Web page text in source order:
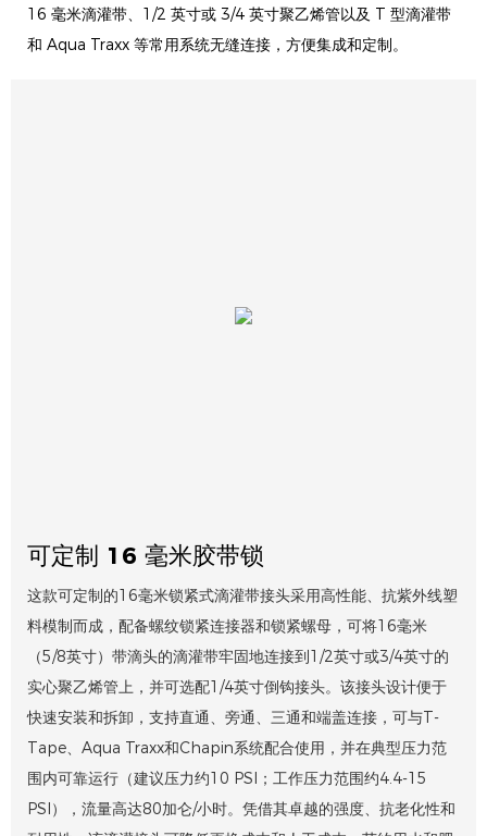
16 毫米滴灌带、1/2 英寸或 3/4 英寸聚乙烯管以及 T 型滴灌带
和 Aqua Traxx 等常用系统无缝连接，方便集成和定制。
可定制 16 毫米胶带锁
这款可定制的16毫米锁紧式滴灌带接头采用高性能、抗紫外线塑
料模制而成，配备螺纹锁紧连接器和锁紧螺母，可将16毫米
（5/8英寸）带滴头的滴灌带牢固地连接到1/2英寸或3/4英寸的
实心聚乙烯管上，并可选配1/4英寸倒钩接头。该接头设计便于
快速安装和拆卸，支持直通、旁通、三通和端盖连接，可与T-
Tape、Aqua Traxx和Chapin系统配合使用，并在典型压力范
围内可靠运行（建议压力约10 PSI；工作压力范围约4.4-15
PSI），流量高达80加仑/小时。凭借其卓越的强度、抗老化性和